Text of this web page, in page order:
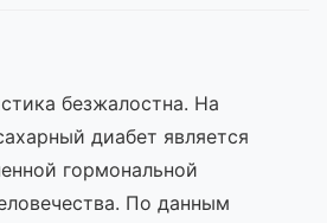
безжалостна. На
диабет является
гормональной
По данным